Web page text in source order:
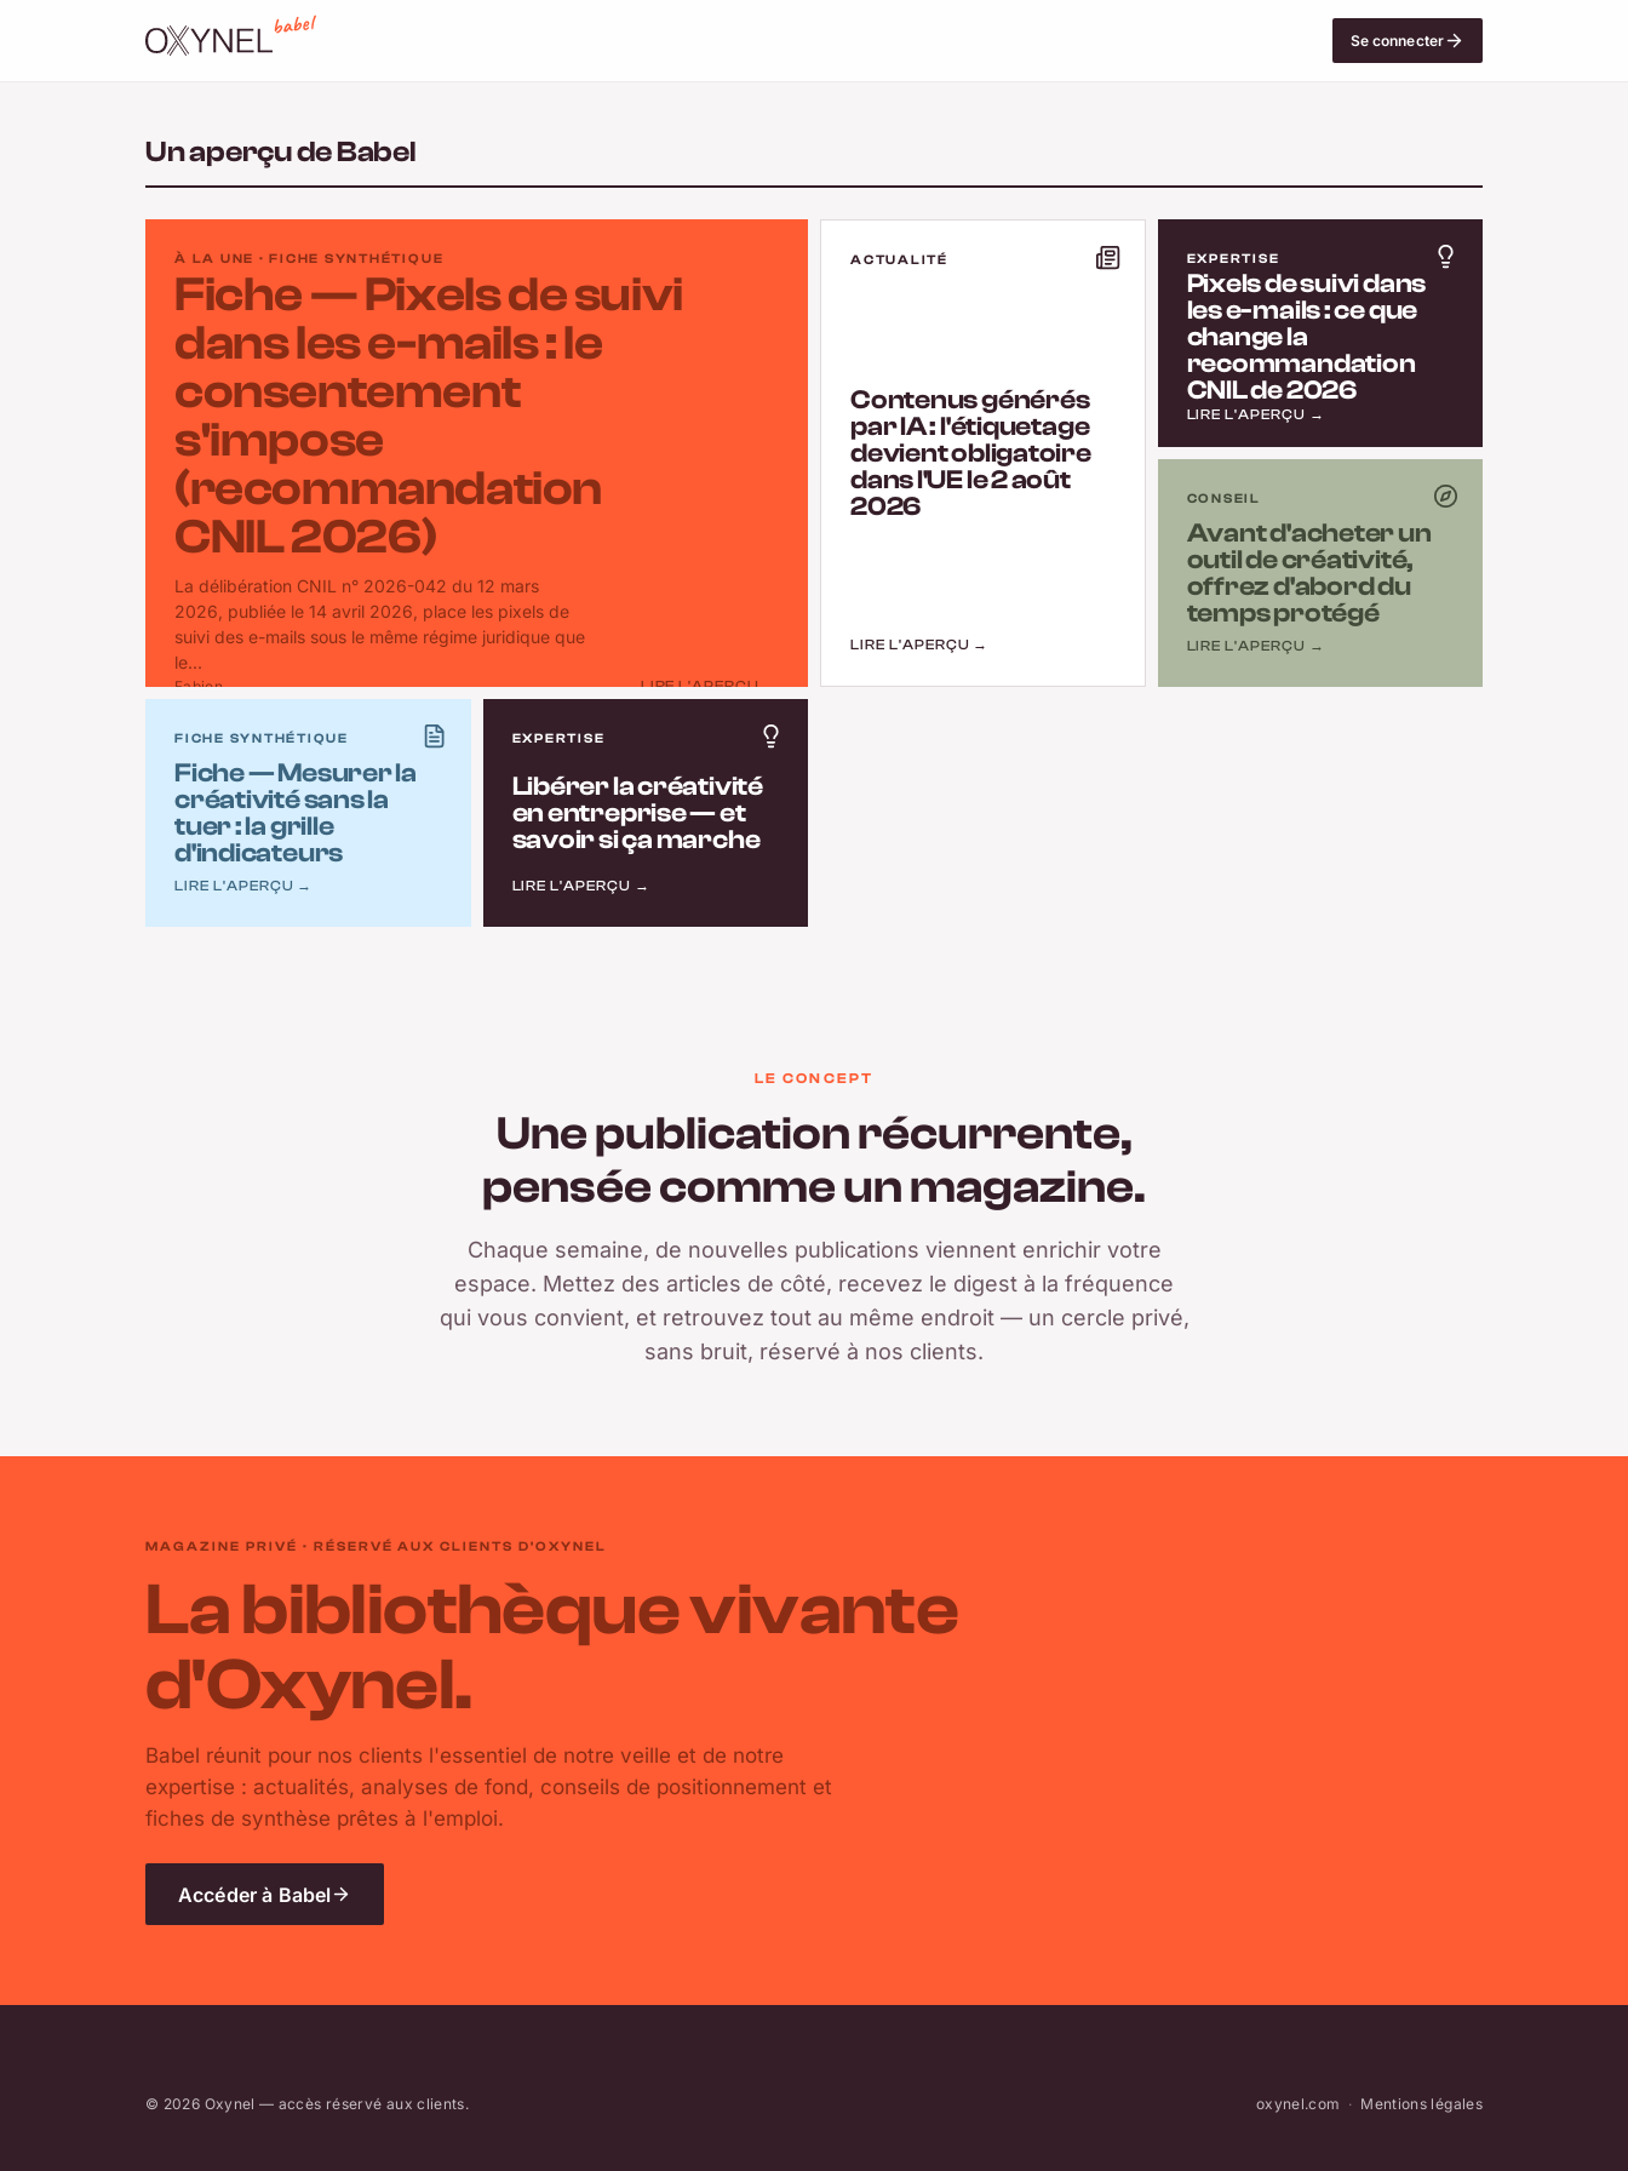
babel
Se connecter
Un aperçu de Babel
À LA UNE · FICHE SYNTHÉTIQUE
Fiche — Pixels de suivi
dans les e-mails : le
consentement
s'impose
(recommandation
CNIL 2026)
La délibération CNIL n° 2026-042 du 12 mars
2026, publiée le 14 avril 2026, place les pixels de
suivi des e-mails sous le même régime juridique que
le...
Fabien LIRE L'APERÇU →
ACTUALITÉ
Contenus générés
par IA : l'étiquetage
devient obligatoire
dans l'UE le 2 août
2026
LIRE L'APERÇU →
EXPERTISE
Pixels de suivi dans
les e-mails : ce que
change la
recommandation
CNIL de 2026
LIRE L'APERÇU →
CONSEIL
Avant d'acheter un
outil de créativité,
offrez d'abord du
temps protégé
LIRE L'APERÇU →
FICHE SYNTHÉTIQUE
Fiche — Mesurer la
créativité sans la
tuer : la grille
d'indicateurs
LIRE L'APERÇU →
EXPERTISE
Libérer la créativité
en entreprise — et
savoir si ça marche
LIRE L'APERÇU →
LE CONCEPT
Une publication récurrente,
pensée comme un magazine.
Chaque semaine, de nouvelles publications viennent enrichir votre
espace. Mettez des articles de côté, recevez le digest à la fréquence
qui vous convient, et retrouvez tout au même endroit — un cercle privé,
sans bruit, réservé à nos clients.
MAGAZINE PRIVÉ · RÉSERVÉ AUX CLIENTS D'OXYNEL
La bibliothèque vivante
d'Oxynel.
Babel réunit pour nos clients l'essentiel de notre veille et de notre
expertise : actualités, analyses de fond, conseils de positionnement et
fiches de synthèse prêtes à l'emploi.
Accéder à Babel
© 2026 Oxynel — accès réservé aux clients. oxynel.com · Mentions légales